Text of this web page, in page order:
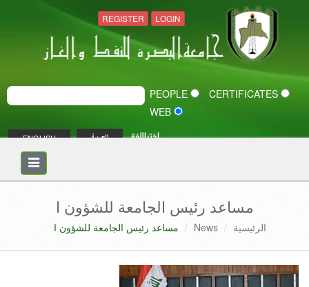
LOGIN
REGISTER
اختر اللغة العربية ENGLISH
Toggle
navigation
مساعد رئيس الجامعة للشؤون ا
الرئيسية News مساعد رئيس الجامعة للشؤون ا